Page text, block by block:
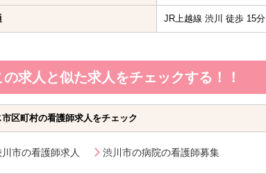
JR上越線 渋川 徒歩 15分
の求人と似た求人をチェックする！！
市区町村の看護師求人をチェック
川市の看護師求人 渋川市の病院の看護師募集